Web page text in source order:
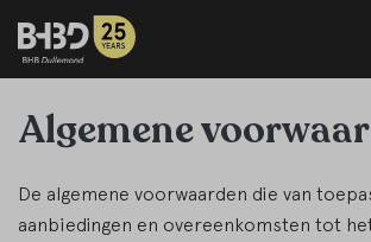
Algemene
De algemene voorwaarden die van
aanbiedingen en overeenkomsten tot